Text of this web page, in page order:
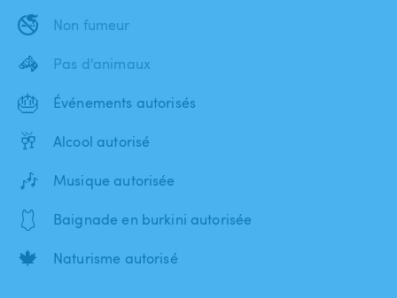
🚭 Non fumeur
🦓 Pas d'animaux
🎂 Événements autorisés
🥂 Alcool autorisé
🎶 Musique autorisée
🩱 Baignade en burkini autorisée
🍁 Naturisme autorisé